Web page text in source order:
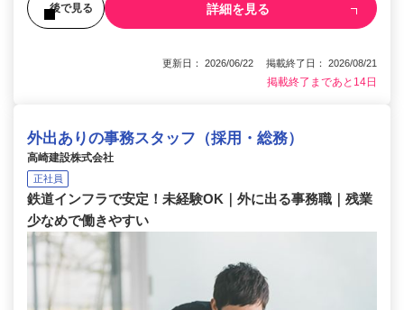
後で見る 詳細を見る
更新日： 2026/06/22 掲載終了日： 2026/08/21
掲載終了まであと14日
外出ありの事務スタッフ（採用・総務）
高崎建設株式会社
正社員
鉄道インフラで安定！未経験OK｜外に出る事務職｜残業
少なめで働きやすい